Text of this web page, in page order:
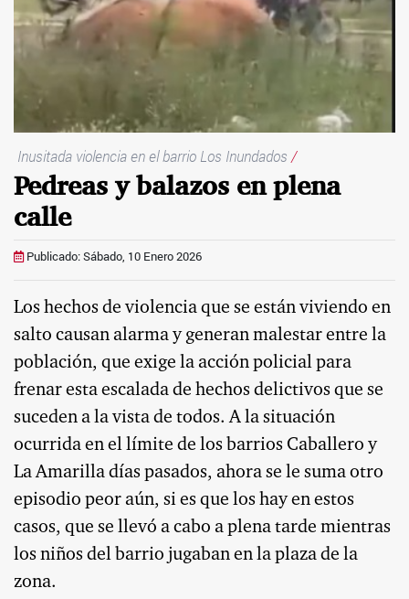
Inusitada violencia en el barrio Los Inundados /
Pedreas y balazos en plena
calle
Publicado: Sábado, 10 Enero 2026
Los hechos de violencia que se están viviendo en
salto causan alarma y generan malestar entre la
población, que exige la acción policial para
frenar esta escalada de hechos delictivos que se
suceden a la vista de todos. A la situación
ocurrida en el límite de los barrios Caballero y
La Amarilla días pasados, ahora se le suma otro
episodio peor aún, si es que los hay en estos
casos, que se llevó a cabo a plena tarde mientras
los niños del barrio jugaban en la plaza de la
zona.